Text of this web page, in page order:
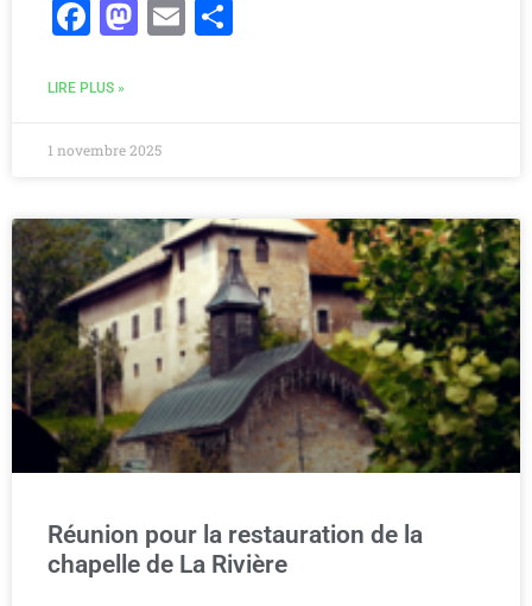
Facebook
Mastodon
Email
LIRE PLUS »
1 novembre 2025
Réunion pour la restauration de la
chapelle de La Rivière